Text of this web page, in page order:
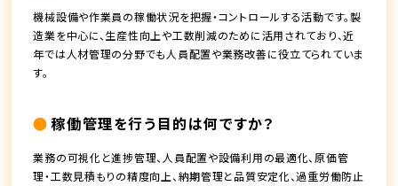
機械設備や作業員の稼働状況を把握・コントロールする活動です。製
造業を中心に、生産性向上や工数削減のために活用されており、近
年では人材管理の分野でも人員配置や業務改善に役立てられていま
す。
稼働管理を行う目的は何ですか？
業務の可視化と進捗管理、人員配置や設備利用の最適化、原価管
理・工数見積もりの精度向上、納期管理と品質安定化、過重労働防止